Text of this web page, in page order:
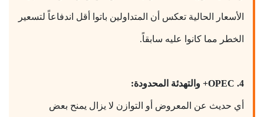
الأسعار الحالية تعكس أن المتداولين باتوا أقل اندفاعاً لتسعير
الخطر مما كانوا عليه سابقاً.
4. OPEC+ والتهدئة المحدودة:
أي حديث عن المعروض أو التوازن لا يزال يمنح بعض